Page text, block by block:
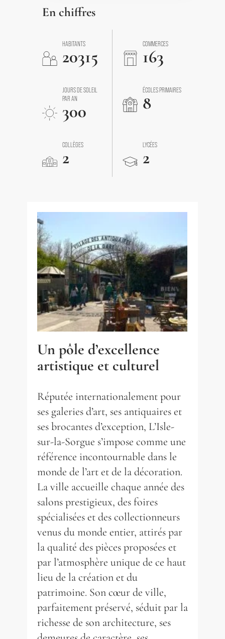
En chiffres
HABITANTS
20315
COMMERCES
163
JOURS DE SOLEIL
PAR AN
300
ÉCOLES PRIMAIRES
8
COLLÈGES
2
LYCÉES
2
Un pôle d’excellence
artistique et culturel
Réputée internationalement pour
ses galeries d’art, ses antiquaires et
ses brocantes d’exception, L’Isle-
sur-la-Sorgue s’impose comme une
référence incontournable dans le
monde de l’art et de la décoration.
La ville accueille chaque année des
salons prestigieux, des foires
spécialisées et des collectionneurs
venus du monde entier, attirés par
la qualité des pièces proposées et
par l’atmosphère unique de ce haut
lieu de la création et du
patrimoine. Son cœur de ville,
parfaitement préservé, séduit par la
richesse de son architecture, ses